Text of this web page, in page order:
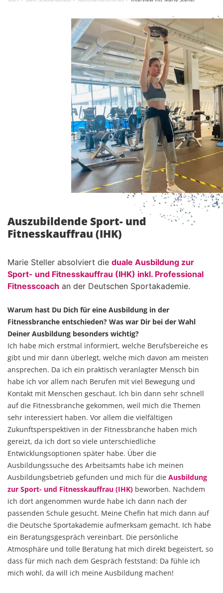
Auszubildende Sport- und
Fitnesskauffrau (IHK)
Marie Steller absolviert die duale Ausbildung zur
Sport- und Fitnesskauffrau (IHK) inkl. Professional
Fitnesscoach an der Deutschen Sportakademie.
Warum hast Du Dich für eine Ausbildung in der
Fitnessbranche entschieden? Was war Dir bei der Wahl
Deiner Ausbildung besonders wichtig?
Ich habe mich erstmal informiert, welche Berufsbereiche es
gibt und mir dann überlegt, welche mich davon am meisten
ansprechen. Da ich ein praktisch veranlagter Mensch bin
habe ich vor allem nach Berufen mit viel Bewegung und
Kontakt mit Menschen geschaut. Ich bin dann sehr schnell
auf die Fitnessbranche gekommen, weil mich die Themen
sehr interessiert haben. Vor allem die vielfältigen
Zukunftsperspektiven in der Fitnessbranche haben mich
gereizt, da ich dort so viele unterschiedliche
Entwicklungsoptionen später habe. Über die
Ausbildungssuche des Arbeitsamts habe ich meinen
Ausbildungsbetrieb gefunden und mich für die Ausbildung
zur Sport- und Fitnesskauffrau (IHK) beworben. Nachdem
ich dort angenommen wurde habe ich dann nach der
passenden Schule gesucht. Meine Chefin hat mich dann auf
die Deutsche Sportakademie aufmerksam gemacht. Ich habe
ein Beratungsgespräch vereinbart. Die persönliche
Atmosphäre und tolle Beratung hat mich direkt begeistert, so
dass für mich nach dem Gespräch feststand: Da fühle ich
mich wohl, da will ich meine Ausbildung machen!